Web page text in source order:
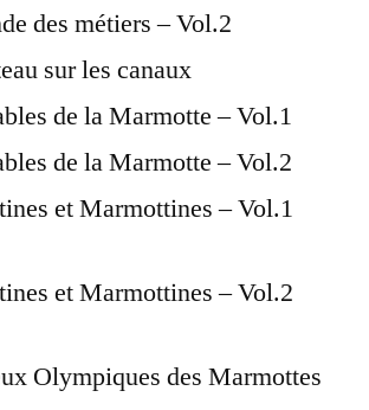
des métiers – Vol.2
sur les canaux
de la Marmotte – Vol.1
de la Marmotte – Vol.2
et Marmottines – Vol.1
et Marmottines – Vol.2
Olympiques des Marmottes